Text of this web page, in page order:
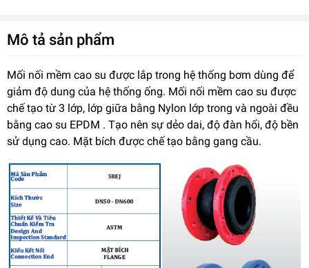
Mô tả sản phẩm
Mối nối mềm cao su được lắp trong hệ thống bơm dùng để
giảm độ dung của hệ thống ống. Mối nối mềm cao su được
chế tạo từ 3 lớp, lớp giữa bằng Nylon lớp trong và ngoài đều
bằng cao su EPDM . Tạo nên sự dẻo dai, độ đàn hổi, độ bền
sử dụng cao. Mặt bích được chế tạo bằng gang cầu.